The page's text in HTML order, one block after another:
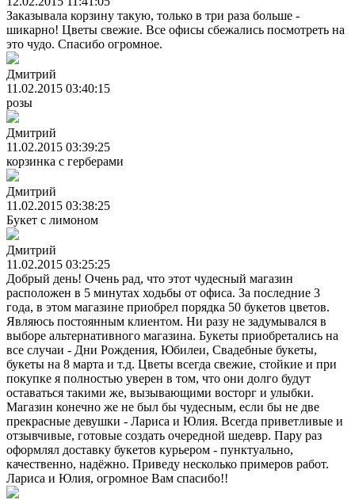
Заказывала корзину такую, только в три раза больше -
шикарно! Цветы свежие. Все офисы сбежались посмотреть на
это чудо. Спасибо огромное.
Дмитрий
11.02.2015 03:40:15
розы
Дмитрий
11.02.2015 03:39:25
корзинка с герберами
Дмитрий
11.02.2015 03:38:25
Букет с лимоном
Дмитрий
11.02.2015 03:25:25
Добрый день! Очень рад, что этот чудесный магазин
расположен в 5 минутах ходьбы от офиса. За последние 3
года, в этом магазине приобрел порядка 50 букетов цветов.
Являюсь постоянным клиентом. Ни разу не задумывался в
выборе альтернативного магазина. Букеты приобретались на
все случаи - Дни Рождения, Юбилеи, Свадебные букеты,
букеты на 8 марта и т.д. Цветы всегда свежие, стойкие и при
покупке я полностью уверен в том, что они долго будут
оставаться такими же, вызывающими восторг и улыбки.
Магазин конечно же не был бы чудесным, если бы не две
прекрасные девушки - Лариса и Юлия. Всегда приветливые и
отзывчивые, готовые создать очередной шедевр. Пару раз
оформлял доставку букетов курьером - пунктуально,
качественно, надёжно. Приведу несколько примеров работ.
Лариса и Юлия, огромное Вам спасибо!!